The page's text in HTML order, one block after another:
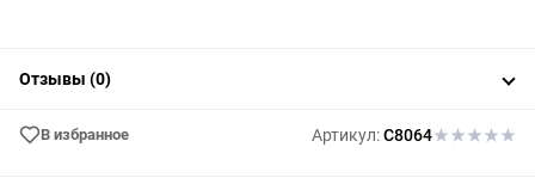
Отзывы (0)
В избранное Артикул:C8064